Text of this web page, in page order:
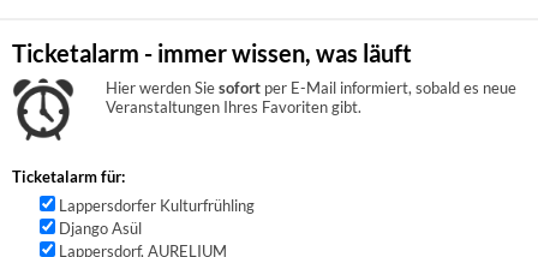
Ticketalarm - immer wissen, was läuft
Hier werden Siesofort per E-Mail informiert, sobald es neue
Veranstaltungen Ihres Favoriten gibt.
Ticketalarm für:
Lappersdorfer Kulturfrühling
Django Asül
Lappersdorf, AURELIUM